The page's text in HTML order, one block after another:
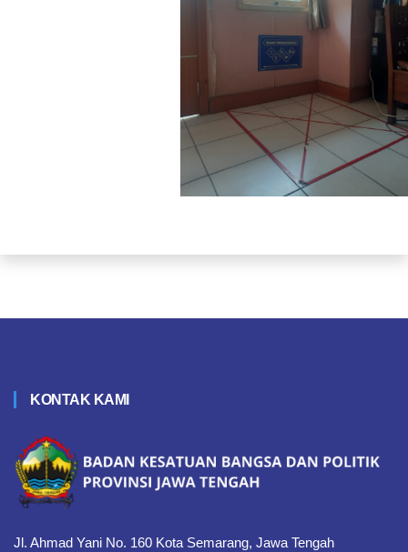
KONTAK KAMI
Jl. Ahmad Yani No. 160 Kota Semarang, Jawa Tengah